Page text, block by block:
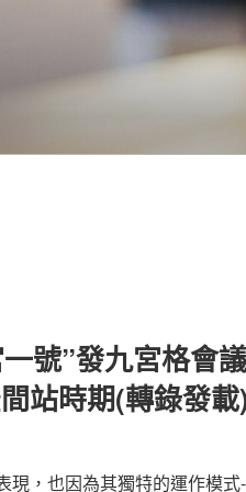
號”發九宮格會
站時期(轉錄發
現，也因為其獨特的運作模式-